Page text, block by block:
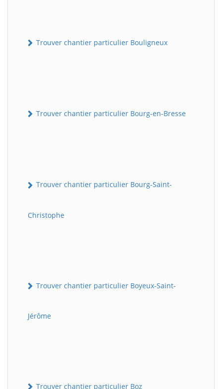
Trouver chantier particulier Bouligneux
Trouver chantier particulier Bourg-en-Bresse
Trouver chantier particulier Bourg-Saint-
Christophe
Trouver chantier particulier Boyeux-Saint-
Jérôme
Trouver chantier particulier Boz